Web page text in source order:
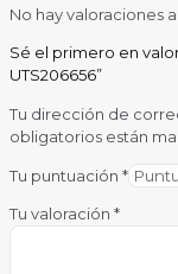
No hay valoraciones
Sé el primero en
UTS206656”
Tu dirección de
obligatorios están
Tu puntuación *
Tu valoración *